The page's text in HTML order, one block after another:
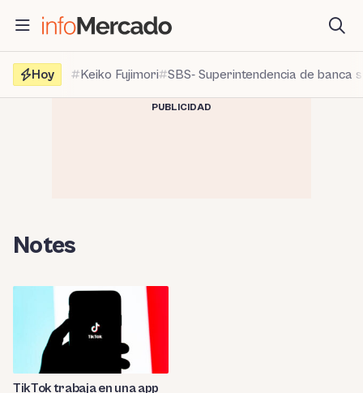
contenido
Hoy
Keiko Fujimori SBS- Superintendencia de banca
PUBLICIDAD
Notes
TikTok trabaja en una app